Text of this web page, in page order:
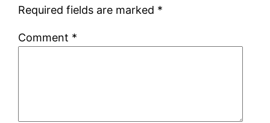
Required fields are marked *
Comment *